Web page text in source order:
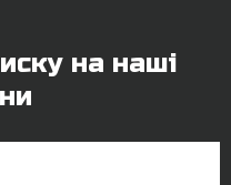
на наші